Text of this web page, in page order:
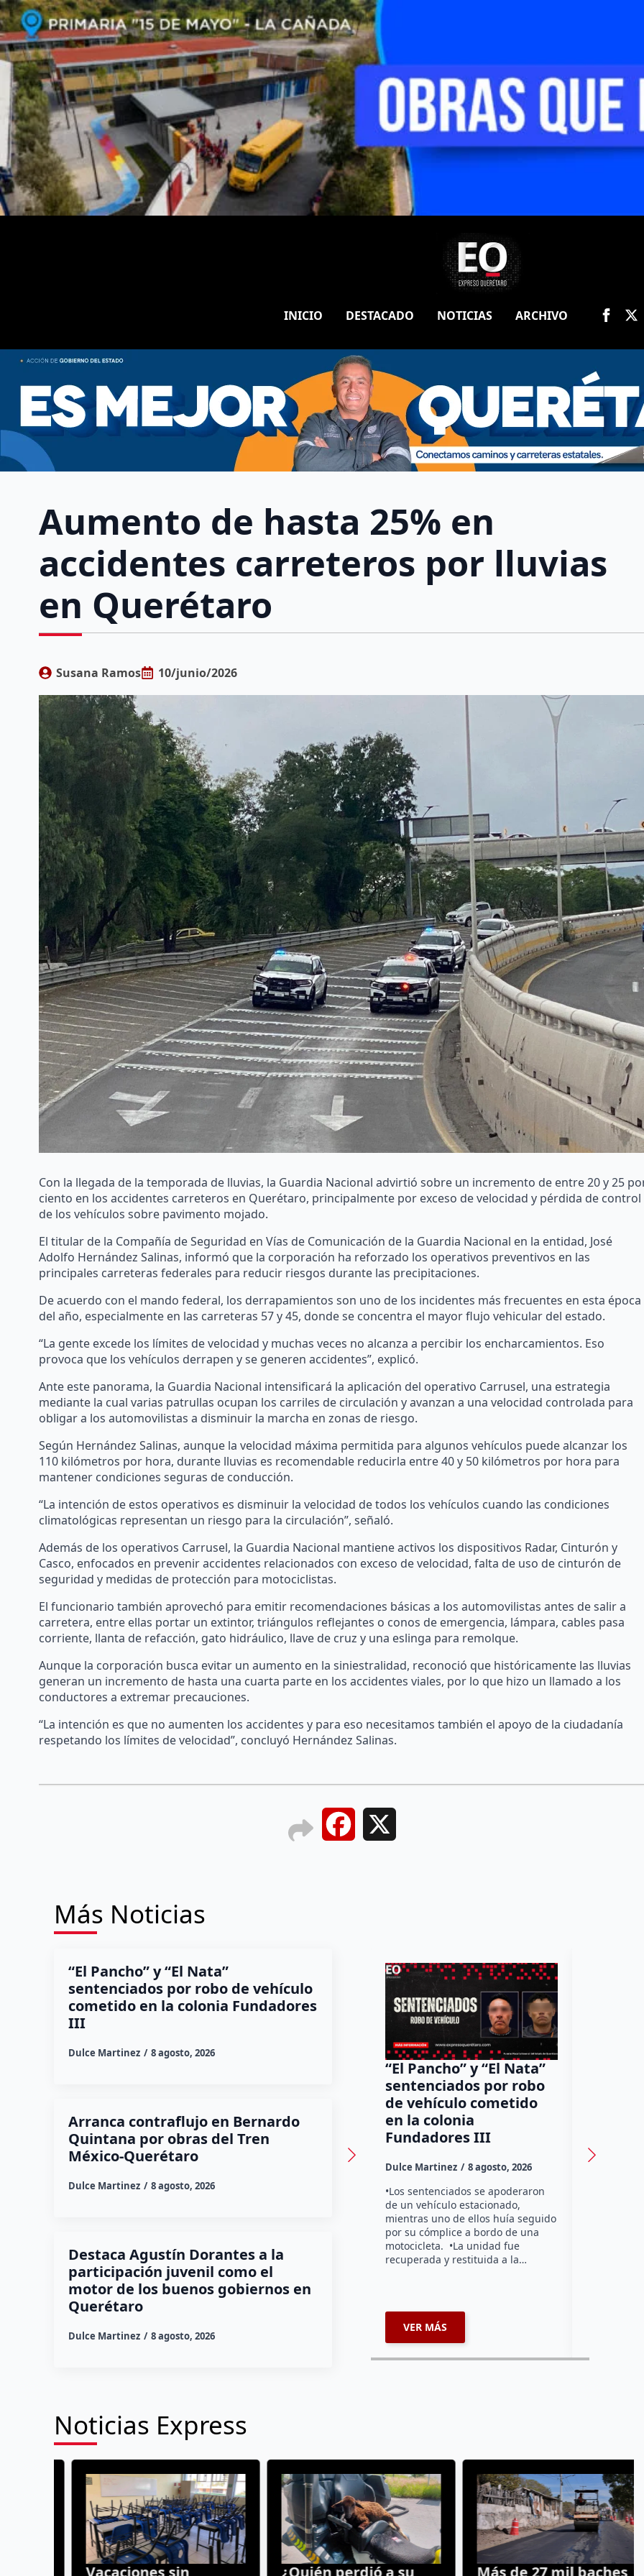
INICIO DESTACADO NOTICIAS ARCHIVO
Aumento de hasta 25% en
accidentes carreteros por lluvias
en Querétaro
Susana Ramos 10/junio/2026
Con la llegada de la temporada de lluvias, la Guardia Nacional advirtió sobre un incremento de entre 20 y 25
ciento en los accidentes carreteros en Querétaro, principalmente por exceso de velocidad y pérdida de control
de los vehículos sobre pavimento mojado.
El titular de la Compañía de Seguridad en Vías de Comunicación de la Guardia Nacional en la entidad, José
Adolfo Hernández Salinas, informó que la corporación ha reforzado los operativos preventivos en las
principales carreteras federales para reducir riesgos durante las precipitaciones.
De acuerdo con el mando federal, los derrapamientos son uno de los incidentes más frecuentes en esta época
del año, especialmente en las carreteras 57 y 45, donde se concentra el mayor flujo vehicular del estado.
“La gente excede los límites de velocidad y muchas veces no alcanza a percibir los encharcamientos. Eso
provoca que los vehículos derrapen y se generen accidentes”, explicó.
Ante este panorama, la Guardia Nacional intensificará la aplicación del operativo Carrusel, una estrategia
mediante la cual varias patrullas ocupan los carriles de circulación y avanzan a una velocidad controlada para
obligar a los automovilistas a disminuir la marcha en zonas de riesgo.
Según Hernández Salinas, aunque la velocidad máxima permitida para algunos vehículos puede alcanzar los
110 kilómetros por hora, durante lluvias es recomendable reducirla entre 40 y 50 kilómetros por hora para
mantener condiciones seguras de conducción.
“La intención de estos operativos es disminuir la velocidad de todos los vehículos cuando las condiciones
climatológicas representan un riesgo para la circulación”, señaló.
Además de los operativos Carrusel, la Guardia Nacional mantiene activos los dispositivos Radar, Cinturón y
Casco, enfocados en prevenir accidentes relacionados con exceso de velocidad, falta de uso de cinturón de
seguridad y medidas de protección para motociclistas.
El funcionario también aprovechó para emitir recomendaciones básicas a los automovilistas antes de salir a
carretera, entre ellas portar un extintor, triángulos reflejantes o conos de emergencia, lámpara, cables pasa
corriente, llanta de refacción, gato hidráulico, llave de cruz y una eslinga para remolque.
Aunque la corporación busca evitar un aumento en la siniestralidad, reconoció que históricamente las lluvias
generan un incremento de hasta una cuarta parte en los accidentes viales, por lo que hizo un llamado a los
conductores a extremar precauciones.
“La intención es que no aumenten los accidentes y para eso necesitamos también el apoyo de la ciudadanía
respetando los límites de velocidad”, concluyó Hernández Salinas.
Facebook
Más Noticias
“El Pancho” y “El Nata”
sentenciados por robo de vehículo
cometido en la colonia Fundadores
III
Dulce Martinez 8 agosto, 2026
Arranca contraflujo en Bernardo
Quintana por obras del Tren
México-Querétaro
Dulce Martinez 8 agosto, 2026
Destaca Agustín Dorantes a la
participación juvenil como el
motor de los buenos gobiernos en
Querétaro
Dulce Martinez 8 agosto, 2026
“El Pancho” y “El Nata”
sentenciados por robo
de vehículo cometido
en la colonia
Fundadores III
Dulce Martinez 8 agosto, 2026
•Los sentenciados se apoderaron
de un vehículo estacionado,
mientras uno de ellos huía seguido
por su cómplice a bordo de una
motocicleta. •La unidad fue
recuperada y restituida a la…
VER MÁS
Dulce
Noticias Express